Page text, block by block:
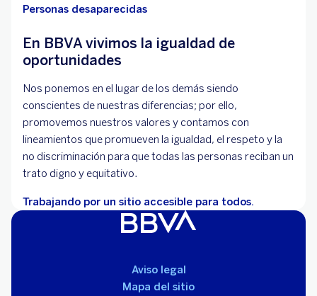
Personas desaparecidas
En BBVA vivimos la igualdad de
oportunidades
Nos ponemos en el lugar de los demás siendo
conscientes de nuestras diferencias; por ello,
promovemos nuestros valores y contamos con
lineamientos que promueven la igualdad, el respeto y la
no discriminación para que todas las personas reciban un
trato digno y equitativo.
Trabajando por un sitio accesible para todos.
Aviso legal
Mapa del sitio